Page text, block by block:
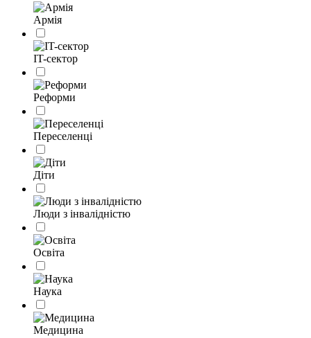
Армія
IT-сектор
Реформи
Переселенці
Діти
Люди з інвалідністю
Освіта
Наука
Медицина